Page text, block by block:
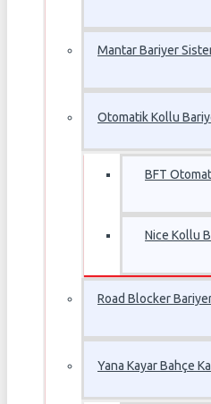
Mantar Bariyer
Otomatik Kollu
BFT
Nice Kollu
Road Blocker
Yana Kayar Bahçe